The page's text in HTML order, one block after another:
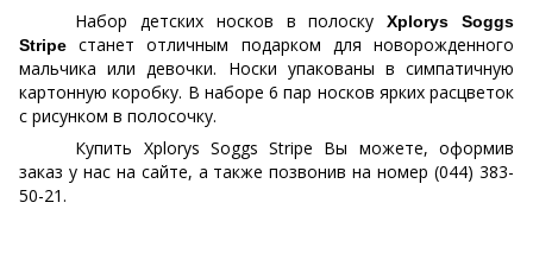
Набор детских носков в полоскуXplorys Soggs
Stripe станет отличным подарком для новорожденного
мальчика или девочки. Носки упакованы в симпатичную
картонную коробку. В наборе 6 пар носков ярких расцветок
с рисунком в полосочку.
Купить Xplorys Soggs Stripe Вы можете, оформив
заказ у нас на сайте, а также позвонив на номер (044) 383-
50-21.